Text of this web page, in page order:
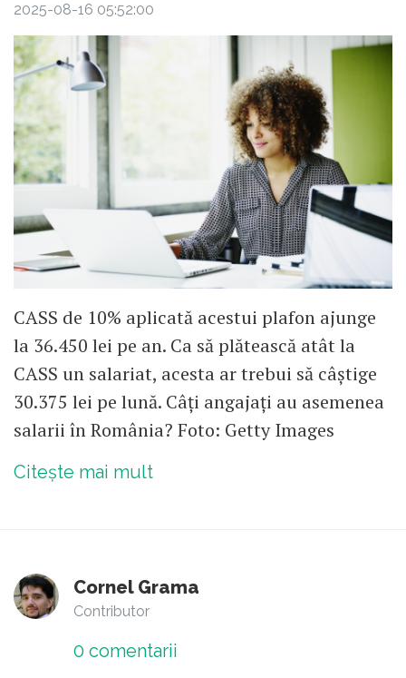
2025-08-16 05:52:00
CASS de 10% aplicată acestui plafon ajunge
la 36.450 lei pe an. Ca să plătească atât la
CASS un salariat, acesta ar trebui să câștige
30.375 lei pe lună. Câți angajați au asemenea
salarii în România? Foto: Getty Images
Citește mai mult
Cornel Grama
Contributor
0 comentarii